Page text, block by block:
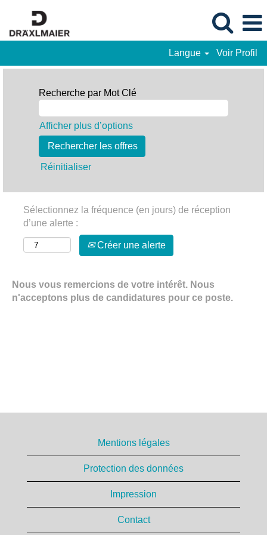
Langue Voir Profil
Recherche par Mot Clé
Afficher plus d’options
Réinitialiser
Sélectionnez la fréquence (en jours) de réception
d’une alerte :
Créer une alerte
Nous vous remercions de votre intérêt. Nous
n'acceptons plus de candidatures pour ce poste.
Mentions légales
Protection des données
Impression
Contact